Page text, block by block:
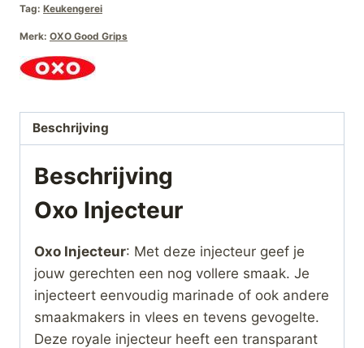
Tag: Keukengerei
Merk: OXO Good Grips
Beschrijving
Beschrijving
Oxo Injecteur
Oxo Injecteur: Met deze injecteur geef je
jouw gerechten een nog vollere smaak. Je
injecteert eenvoudig marinade of ook andere
smaakmakers in vlees en tevens gevogelte.
Deze royale injecteur heeft een transparant